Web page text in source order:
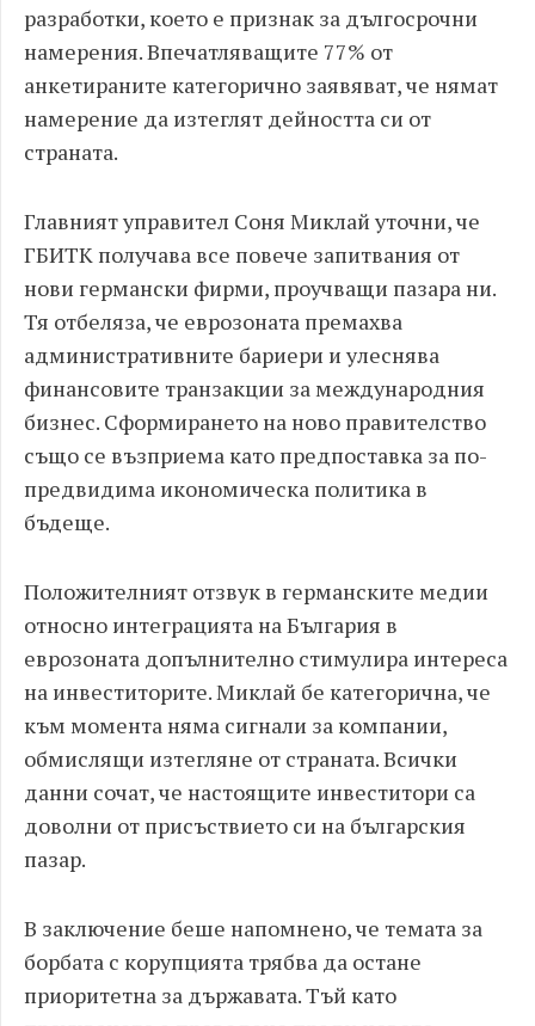
разработки, което е признак за дългосрочни
намерения. Впечатляващите 77% от
анкетираните категорично заявяват, че нямат
намерение да изтеглят дейността си от
страната.
Главният управител Соня Миклай уточни, че
ГБИТК получава все повече запитвания от
нови германски фирми, проучващи пазара ни.
Тя отбеляза, че еврозоната премахва
административните бариери и улеснява
финансовите транзакции за международния
бизнес. Сформирането на ново правителство
също се възприема като предпоставка за по-
предвидима икономическа политика в
бъдеще.
Положителният отзвук в германските медии
относно интеграцията на България в
еврозоната допълнително стимулира интереса
на инвеститорите. Миклай бе категорична, че
към момента няма сигнали за компании,
обмислящи изтегляне от страната. Всички
данни сочат, че настоящите инвеститори са
доволни от присъствието си на българския
пазар.
В заключение беше напомнено, че темата за
борбата с корупцията трябва да остане
приоритетна за държавата. Тъй като